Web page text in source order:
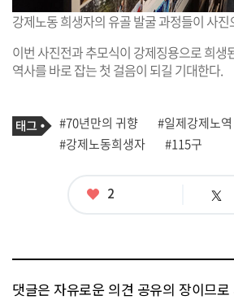
강제노동 희생자의 유골 발굴 과정들이 사
이번 사진전과 추모식이 강제징용으로 희생
역사를 바로 잡는 첫 걸음이 되길 기대한다.
기
사
관
련
태
그
#70년만의 귀향
#일제강제노역
#강제노동희생자
#115구
좋
2 트
댓글은 자유로운 의견 공유의 장이므